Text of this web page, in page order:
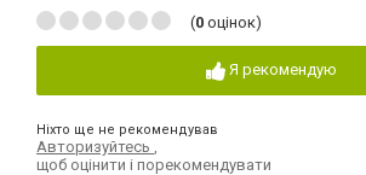
(0 оцінок)
Я рекомендую
Ніхто ще не рекомендував
Авторизуйтесь
щоб оцінити і порекомендувати